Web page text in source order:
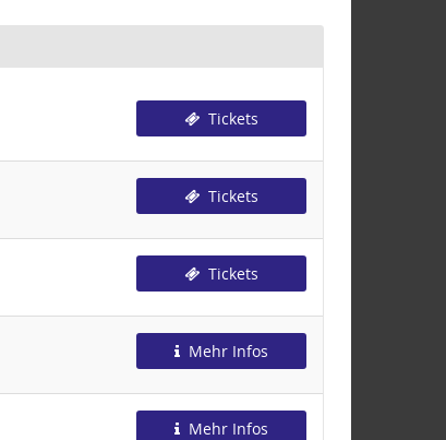
Tickets
Tickets
Tickets
Mehr Infos
Mehr Infos